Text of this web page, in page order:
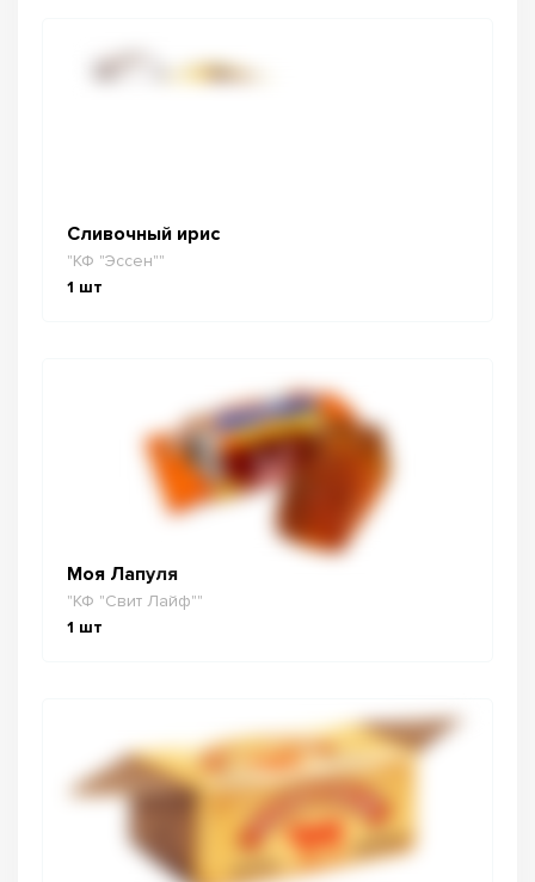
Сливочный ирис
"КФ "Эссен""
1 шт
Моя Лапуля
"КФ "Свит Лайф""
1 шт